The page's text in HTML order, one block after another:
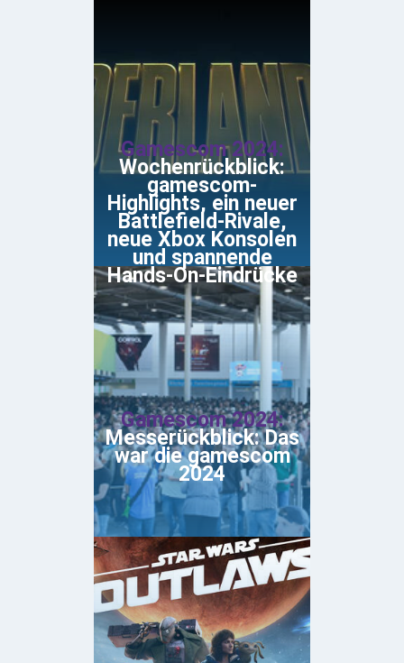
Gamescom 2024:
Wochenrückblick:
gamescom-
Highlights, ein neuer
Battlefield-Rivale,
neue Xbox Konsolen
und spannende
Hands-On-Eindrücke
Gamescom 2024:
Messerückblick: Das
war die gamescom
2024